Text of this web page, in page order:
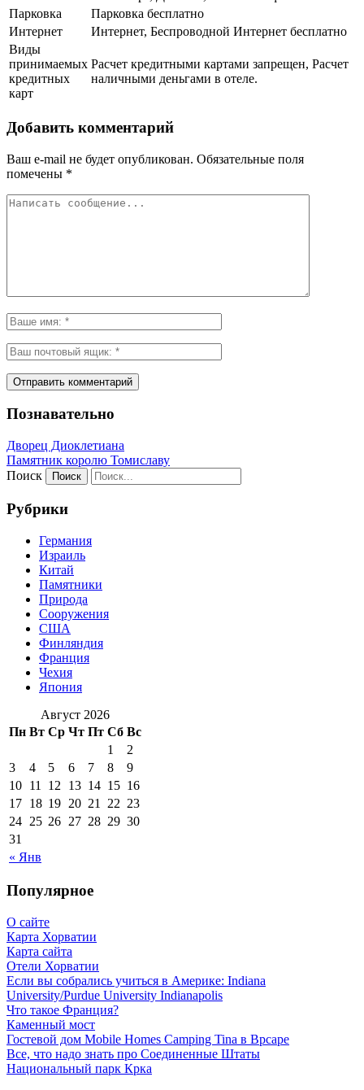
Парковка
Парковка бесплатно
Интернет
Интернет, Беспроводной Интернет бесплатно
Виды
принимаемых
кредитных
карт
Расчет кредитными картами запрещен, Расчет
наличными деньгами в отеле.
Добавить комментарий
Ваш e-mail не будет опубликован. Обязательные поля
помечены *
Познавательно
Дворец Диоклетиана
Памятник королю Томиславу
Поиск
Рубрики
Германия
Израиль
Китай
Памятники
Природа
Сооружения
США
Финляндия
Франция
Чехия
Япония
Август 2026
Пн Вт Ср Чт Пт Сб Вс
« Янв
1
2
3
4 5 6 7 8
9
10 11 12 13 14 15 16
17 18 19 20 21 22 23
24 25 26 27 28 29 30
31
Популярное
О сайте
Карта Хорватии
Карта сайта
Отели Хорватии
Если вы собрались учиться в Америке: Indiana
University/Purdue University Indianapolis
Что такое Франция?
Каменный мост
Гостевой дом Mobile Homes Camping Tina в Врсаре
Все, что надо знать про Соединенные Штаты
Национальный парк Крка